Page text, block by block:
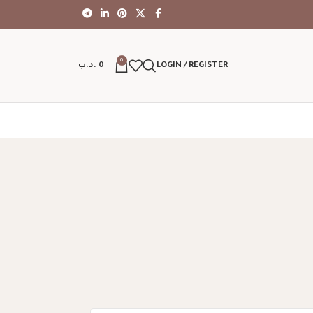
LOGIN / REGISTER
0
0 .د.ب